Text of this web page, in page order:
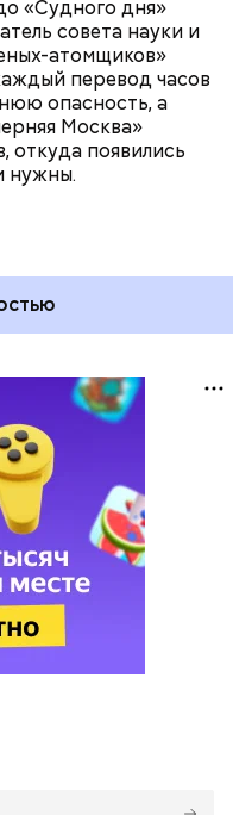
«Судного дня»
совета науки и
атомщиков»
перевод часов
опасность, а
Москва»
откуда появились
нужны.
Вторая холодная
стала обыденным
со всего
отправиться в
стрелку часов
—